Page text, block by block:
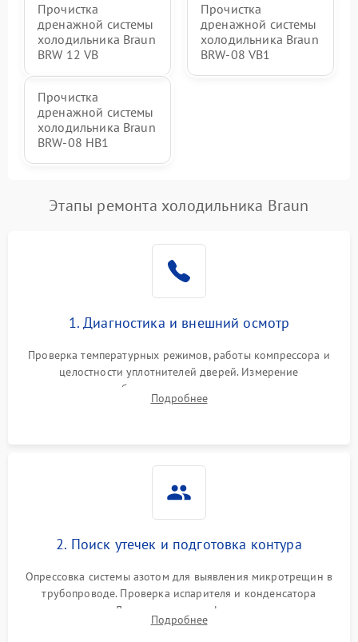
Прочистка
дренажной системы
холодильника Braun
BRW 12 VB
Прочистка
дренажной системы
холодильника Braun
BRW-08 VB1
Прочистка
дренажной системы
холодильника Braun
BRW-08 HB1
Этапы ремонта холодильника Braun
1. Диагностика и внешний осмотр
Проверка температурных режимов, работы компрессора и
целостности уплотнителей дверей. Измерение
сопротивления обмоток мотора, проверка термостата и
считывание кодов ошибок с электронного дисплея.
Подробнее
2. Поиск утечек и подготовка контура
Опрессовка системы азотом для выявления микротрещин в
трубопроводе. Проверка испарителя и конденсатора
течеискателем. Демонтаж старого фильтра-осушителя и
продувка капиллярной трубки для устранения засоров.
Подробнее